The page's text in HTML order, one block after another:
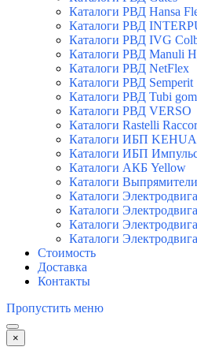
Каталоги РВД Hansa
Каталоги РВД
Каталоги РВД IVG
Каталоги РВД Manuli
Каталоги РВД NetFlex
Каталоги РВД Semperit
Каталоги РВД Tubi
Каталоги РВД VERSO
Каталоги Rastelli
Каталоги ИБП KEHUA
Каталоги ИБП
Каталоги АКБ Yellow
Каталоги
Каталоги
Каталоги
Каталоги
Каталоги
Стоимость
Доставка
Контакты
Пропустить меню
×